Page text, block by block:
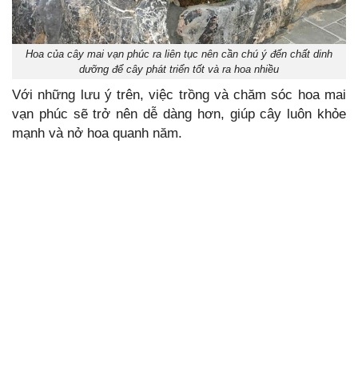
Hoa của cây mai vạn phúc ra liên tục nên cần chú ý đến chất dinh
dưỡng để cây phát triển tốt và ra hoa nhiều
Với những lưu ý trên, việc trồng và chăm sóc hoa mai
vạn phúc sẽ trở nên dễ dàng hơn, giúp cây luôn khỏe
mạnh và nở hoa quanh năm.